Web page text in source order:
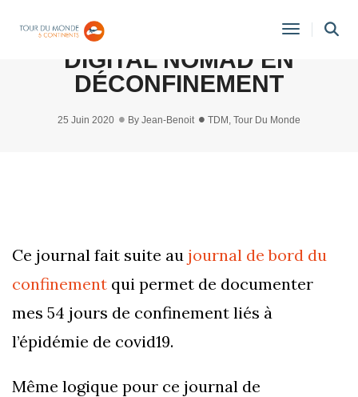
Toggle
JOURNAL DE BORD D’UN
DIGITAL NOMAD EN
DÉCONFINEMENT
25 Juin 2020 By Jean-Benoit TDM , Tour Du Monde
Ce journal fait suite au journal de bord du
confinement qui permet de documenter
mes 54 jours de confinement liés à
l’épidémie de covid19.
Même logique pour ce journal de